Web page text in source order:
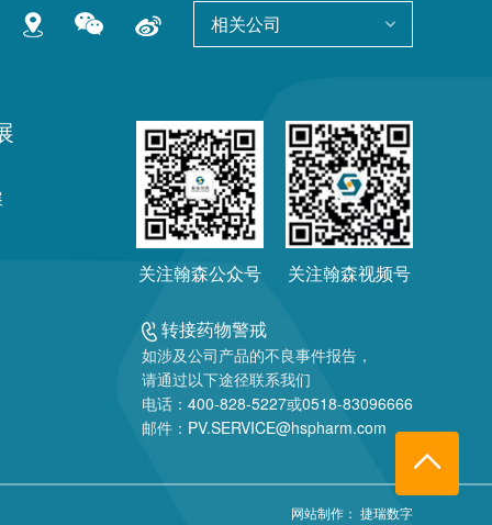
相关公司
关注翰森公众号 关注翰森视频号
转接药物警戒
如涉及公司产品的不良事件报告，
请通过以下途径联系我们
电话： 400-828-5227或0518-83096666
邮件： PV.SERVICE@hspharm.com
网站制作： 捷瑞数字